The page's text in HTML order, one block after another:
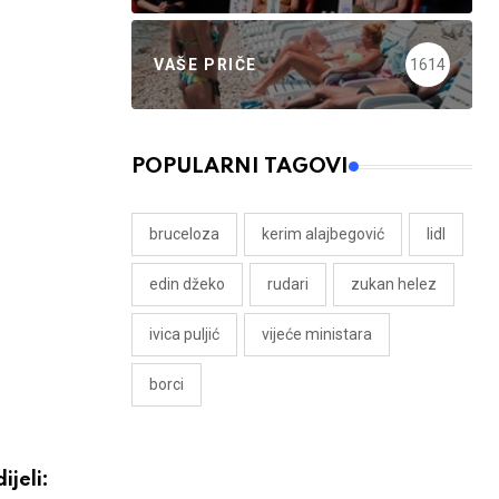
VAŠE PRIČE 1614
POPULARNI TAGOVI
bruceloza kerim alajbegović lidl
edin džeko rudari zukan helez
ivica puljić vijeće ministara
borci